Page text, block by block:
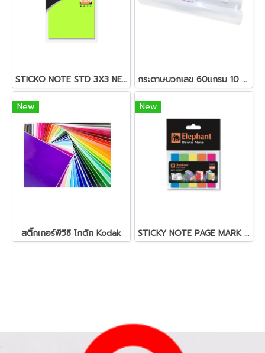
STICKO NOTE STD 3X3 NEON (OPP) 40 SH กระดาษบวกเลข 60แกรม 10 ม้วน/cแพ็ค ซากุระ 3 นิ้ว
New
สติ๊กเกอร์พีวีซี โกดัก Kodak
New
STICKY NOTE PAGE MARK FILMINDEX (OPP)